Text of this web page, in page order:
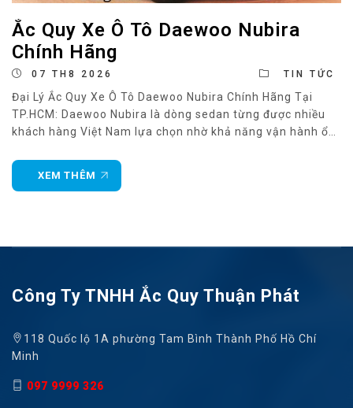
Ắc Quy Xe Ô Tô Daewoo Nubira
Chính Hãng
07 TH8 2026 TIN TỨC
Đại Lý Ắc Quy Xe Ô Tô Daewoo Nubira Chính Hãng Tại
TP.HCM: Daewoo Nubira là dòng sedan từng được nhiều
khách hàng Việt Nam lựa chọn nhờ khả năng vận hành ổn
nay mẫu xe này không còn được
XEM THÊM
Công Ty TNHH Ắc Quy Thuận Phát
118 Quốc lộ 1A phường Tam Bình Thành Phố Hồ Chí
Minh
097 9999 326